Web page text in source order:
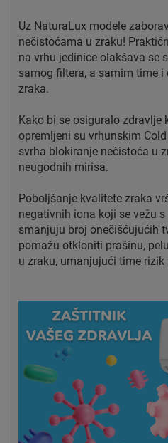
Uz NaturaLux modele
nečistoćama u zraku!
na vrhu jedinice olakšava se
samog filtera, a samim time i
zraka.
Kako bi se osiguralo zdravlje
opremljeni su vrhunskim
svrha blokiranje nečistoća u
neugodnih mirisa.
Poboljšanje kvalitete zraka
negativnih iona koji se vežu
smanjuju broj onečišćujućih
pomažu otkloniti prašinu,
u zraku, umanjujući time rizik